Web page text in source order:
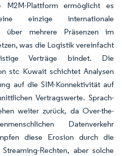
M2M-Plattform ermöglicht es
einzige internationale
über mehrere Präsenzen im
was die Logistik vereinfacht
Verträge bindet. Die
stc Kuwait schichtet Analysen
auf die SIM-Konnektivität auf
Vertragswerte. Sprach-
weiter zurück, da Over-the-
Datenverkehr
diese Erosion durch die
Rechten, aber solche